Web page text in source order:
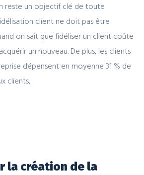
reste un objectif clé de toute
client ne doit pas être
on sait que fidéliser un client coûte
un nouveau. De plus, les clients
dépensent en moyenne 31 % de
clients,
la création de la